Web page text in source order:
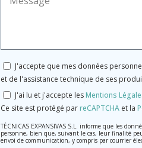
J'accepte que mes données
et de l'assistance technique de ses
J'ai lu et j'accepte lesMentions
Ce site est protégé parreCAPTCHA et la
TÉCNICAS EXPANSIVAS S.L. informe que les
personne, bien que, suivant le cas, leur finalité
envoi de communication, y compris par courrier